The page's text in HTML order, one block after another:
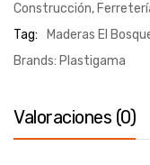
Construcción,
Tag:
Maderas El
Brands: Plastigama
Valoraciones (0)